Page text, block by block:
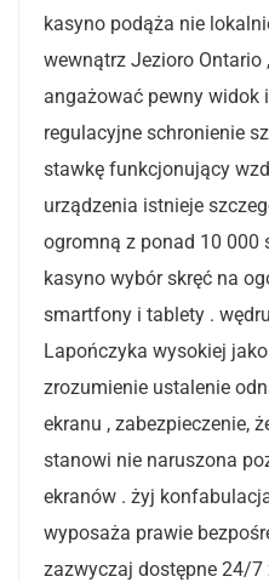
kasyno podąża nie
wewnątrz Jezioro Ontario
angażować pewny widok
regulacyjne schronienie
stawkę funkcjonujący
urządzenia istnieje
ogromną z ponad 10 000
kasyno wybór skręć na
smartfony i tablety .
Lapończyka wysokiej
zrozumienie ustalenie
ekranu , zabezpieczenie,
stanowi nie naruszona
ekranów . żyj
wyposaża prawie
zazwyczaj dostępne 24/7